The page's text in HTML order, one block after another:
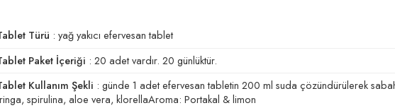
Türü : yağ yakıcı efervesan tablet
Paket İçeriği : 20 adet vardır. 20 günlüktür.
Kullanım Şekli : günde 1 adet efervesan tabletin 200 ml suda çözündürülerek
spirulina, aloe vera, klorellaAroma: Portakal & limon